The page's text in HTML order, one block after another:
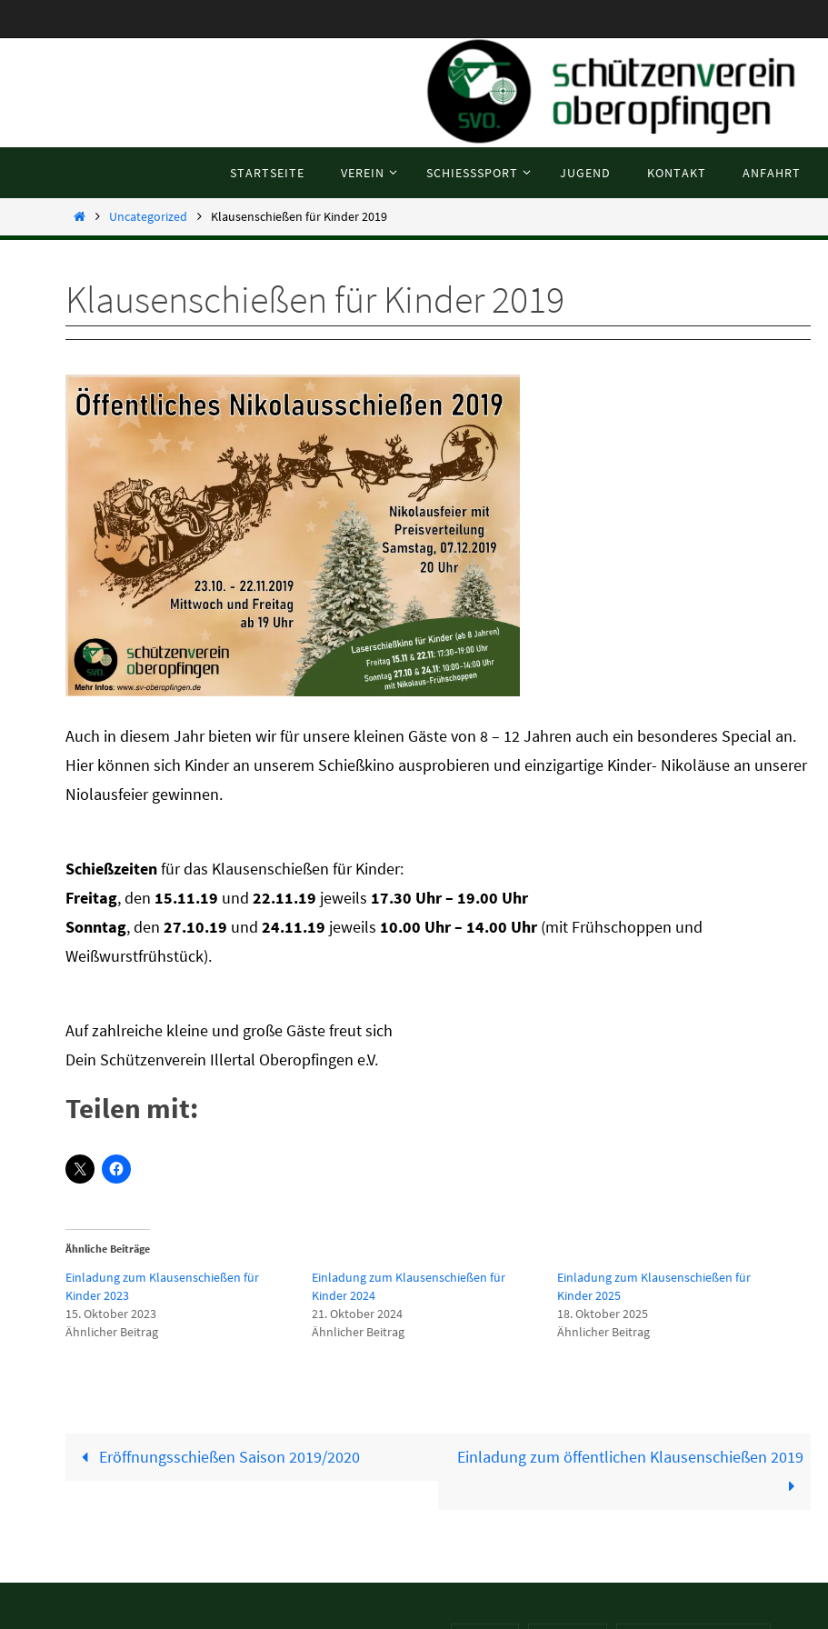
Inhalt
springen
STARTSEITE VEREIN SCHIESSSPORT JUGEND KONTAKT ANFAHRT
Startseite
Uncategorized Klausenschießen für Kinder 2019
Klausenschießen für Kinder 2019
Auch in diesem Jahr bieten wir für unsere kleinen Gäste von 8 – 12 Jahren auch ein besonderes Special an.
Hier können sich Kinder an unserem Schießkino ausprobieren und einzigartige Kinder- Nikoläuse an unserer
Niolausfeier gewinnen.
Schießzeitenfür das Klausenschießen für Kinder:
Freitag, den 15.11.19 und 22.11.19 jeweils 17.30 Uhr – 19.00 Uhr
Sonntag, den 27.10.19 und 24.11.19 jeweils 10.00 Uhr – 14.00 Uhr (mit Frühschoppen und
Weißwurstfrühstück).
Auf zahlreiche kleine und große Gäste freut sich
Dein Schützenverein Illertal Oberopfingen e.V.
Teilen mit:
Ähnliche Beiträge
Einladung zum Klausenschießen für
Kinder 2023
15. Oktober 2023
Ähnlicher Beitrag
Einladung zum Klausenschießen für
Kinder 2024
21. Oktober 2024
Ähnlicher Beitrag
Einladung zum Klausenschießen für
Kinder 2025
18. Oktober 2025
Ähnlicher Beitrag
Eröffnungsschießen Saison 2019/2020 Einladung zum öffentlichen Klausenschießen 2019